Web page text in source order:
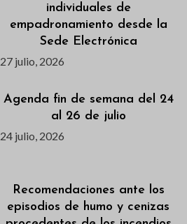
individuales de
empadronamiento desde la
Sede Electrónica
27 julio, 2026
Agenda fin de semana del 24
al 26 de julio
24 julio, 2026
Recomendaciones ante los
episodios de humo y cenizas